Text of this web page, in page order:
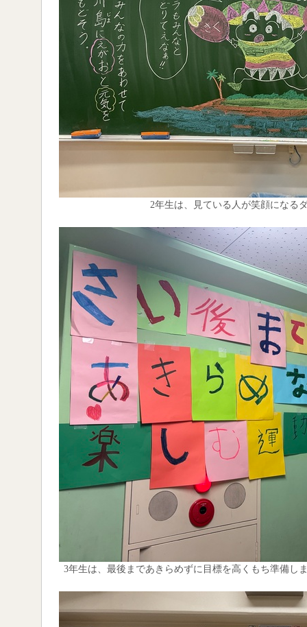
2年生は、見ている人が笑顔になる
3年生は、最後まであきらめずに目標を高くもち準備し